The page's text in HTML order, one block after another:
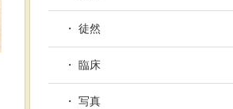
・ 徒然
・ 臨床
・ 写真